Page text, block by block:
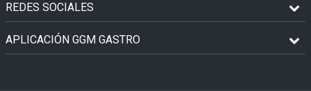
REDES SOCIALES
APLICACIÓN GGM GASTRO